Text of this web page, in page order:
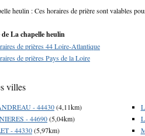
heulin : Ces horaires de prière sont valables
de La chapelle heulin
de prières 44 Loire-Atlantique
de prières Pays de la Loire
villes
- 44430(4,11km)
- 44690(5,04km)
- 44330(5,97km)